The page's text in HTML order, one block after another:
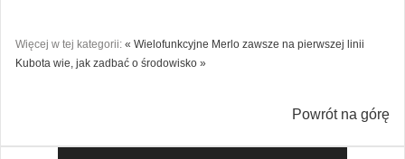
Więcej w tej kategorii: « Wielofunkcyjne Merlo zawsze na pierwszej linii
Kubota wie, jak zadbać o środowisko »
Powrót na górę